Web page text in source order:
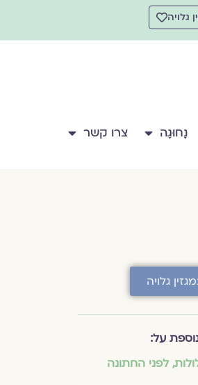
גלויה
נָחוּגָה צרו קשר
גלויה
על:
,לפני החתונה